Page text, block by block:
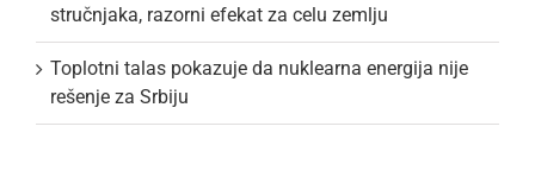
stručnjaka, razorni efekat za celu zemlju
Toplotni talas pokazuje da nuklearna energija nije
rešenje za Srbiju